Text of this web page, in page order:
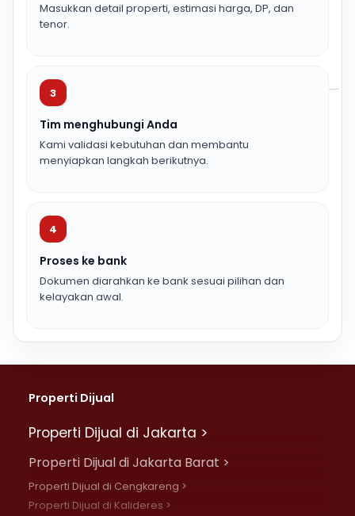
Masukkan detail properti, estimasi harga, DP, dan
tenor.
3
Tim menghubungi Anda
Kami validasi kebutuhan dan membantu
menyiapkan langkah berikutnya.
4
Proses ke bank
Dokumen diarahkan ke bank sesuai pilihan dan
kelayakan awal.
Properti Dijual
Properti Dijual di Jakarta >
Properti Dijual di Jakarta Barat >
Properti Dijual di Cengkareng >
Properti Dijual di Kalideres >